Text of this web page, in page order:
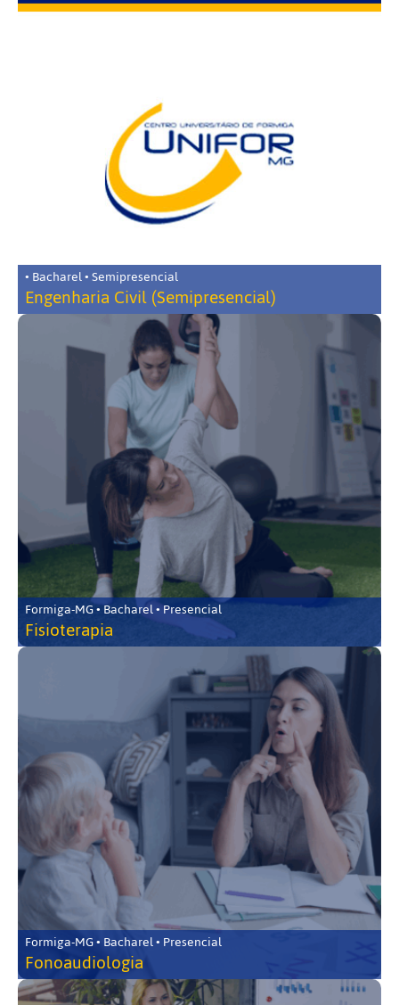
• Bacharel • Semipresencial
Engenharia Civil (Semipresencial)
Formiga-MG • Bacharel • Presencial
Fisioterapia
Formiga-MG • Bacharel • Presencial
Fonoaudiologia